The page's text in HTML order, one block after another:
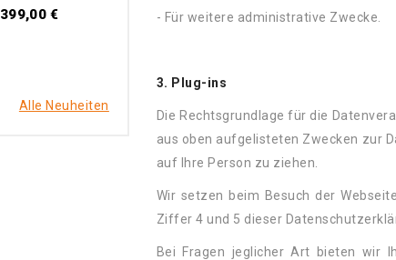
399,00 €
Alle Neuheiten
- Für weitere administrative Zwecke.
3. Plug-ins
Die Rechtsgrundlage für die
aus oben aufgelisteten Zwecken zur
auf Ihre Person zu ziehen.
Wir setzen beim Besuch der
Ziffer 4 und 5 dieser
Bei Fragen jeglicher Art bieten wir